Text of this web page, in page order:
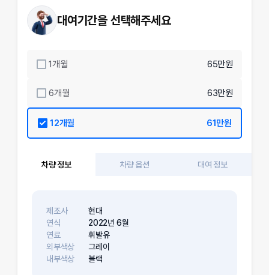
대여기간을 선택해주세요
1개월 65만원
6개월 63만원
12개월 61만원
차량 정보 차량 옵션 대여 정보
제조사
현대
연식
2022년 6월
연료
휘발유
외부색상
그레이
내부색상
블랙